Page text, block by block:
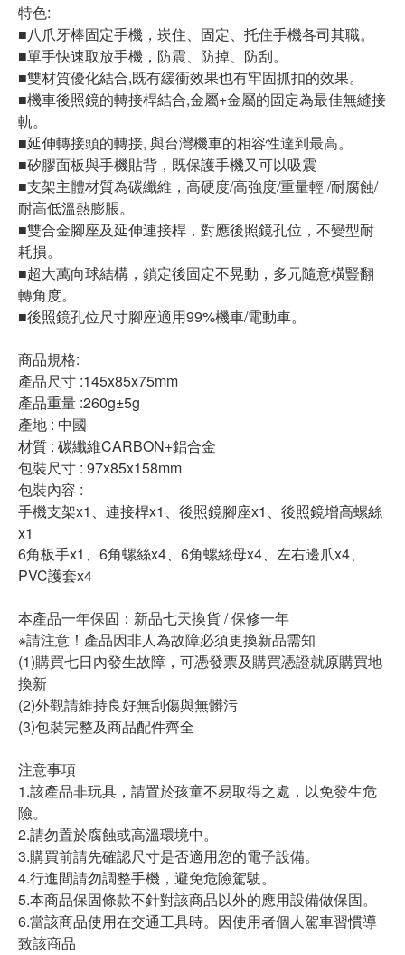
特色:
■八爪牙棒固定手機，崁住、固定、托住手機各司其職。
■單手快速取放手機，防震、防掉、防刮。
■雙材質優化結合,既有緩衝效果也有牢固抓扣的效果。
■機車後照鏡的轉接桿結合,金屬+金屬的固定為最佳無縫接
軌。
■延伸轉接頭的轉接, 與台灣機車的相容性達到最高。
■矽膠面板與手機貼背，既保護手機又可以吸震
■支架主體材質為碳纖維，高硬度/高強度/重量輕 /耐腐蝕/
耐高低溫熱膨脹。
■雙合金腳座及延伸連接桿，對應後照鏡孔位，不變型耐
耗損。
■超大萬向球結構，鎖定後固定不晃動，多元隨意橫豎翻
轉角度。
■後照鏡孔位尺寸腳座適用99%機車/電動車。
商品規格:
產品尺寸 :145x85x75mm
產品重量 :260g±5g
產地 : 中國
材質 : 碳纖維CARBON+鋁合金
包裝尺寸 : 97x85x158mm
包裝內容 :
手機支架x1、連接桿x1、後照鏡腳座x1、後照鏡增高螺絲
x1
6角板手x1、6角螺絲x4、6角螺絲母x4、左右邊爪x4、
PVC護套x4
本產品一年保固：新品七天換貨 / 保修一年
※請注意！產品因非人為故障必須更換新品需知
(1)購買七日內發生故障，可憑發票及購買憑證就原購買地
換新
(2)外觀請維持良好無刮傷與無髒污
(3)包裝完整及商品配件齊全
注意事項
1.該產品非玩具，請置於孩童不易取得之處，以免發生危
險。
2.請勿置於腐蝕或高溫環境中。
3.購買前請先確認尺寸是否適用您的電子設備。
4.行進間請勿調整手機，避免危險駕駛。
5.本商品保固條款不針對該商品以外的應用設備做保固。
6.當該商品使用在交通工具時。因使用者個人駕車習慣導
致該商品